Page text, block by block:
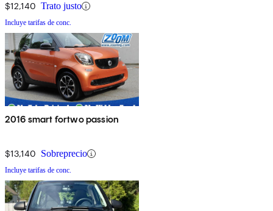
$12,140 Trato justo
Incluye tarifas de conc.
2016 smart fortwo passion
$13,140 Sobreprecio
Incluye tarifas de conc.